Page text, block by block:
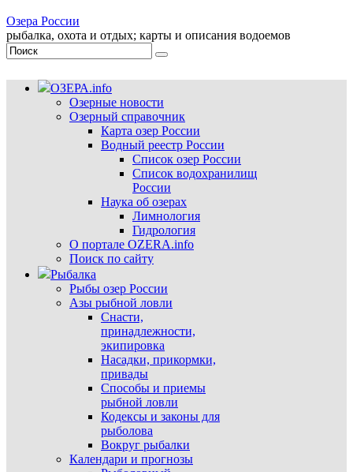
Озера России
рыбалка, охота и отдых; карты и описания водоемов
ОЗЕРА.info
Озерные новости
Озерный справочник
Карта озер России
Водный реестр России
Список озер России
Список водохранилищ
России
Наука об озерах
Лимнология
Гидрология
О портале OZERA.info
Поиск по сайту
Рыбалка
Рыбы озер России
Азы рыбной ловли
Снасти,
принадлежности,
экипировка
Насадки, прикормки,
привады
Способы и приемы
рыбной ловли
Кодексы и законы для
рыболова
Вокруг рыбалки
Календари и прогнозы